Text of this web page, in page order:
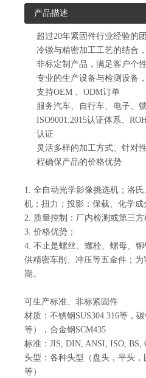
产品描述
超过20年紧固件行业经验的
冷镦与精密加工工艺的结合
非标定制产品，满足客户个
专业的生产设备与检测设备
支持OEM 、ODM订单
服务汽车、自行车、电子、
ISO9001:2015认证体系、
认证
灵活多样的加工方式、针对
程确保产品的价格优势
1. 全自动光学影像挑选机；洛
机；扭力；投影；保载、化学成
2. 质量控制：厂内检测或第三方
3. 价格优势；
4. 不止是螺丝、螺栓、螺母、
供精密车削、冲压等五金件；
期。
可生产标准、非标紧固件
材质：不锈钢SUS304.316等，
等），合金钢SCM435
标准：JIS, DIN, ANSI, ISO, BS,
头型：各种头型（盘头，平头，
等